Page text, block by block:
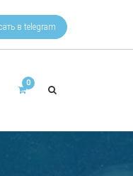
в telegram